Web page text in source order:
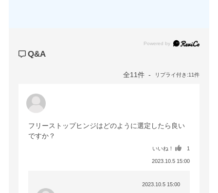
Powered by
Q&A
全11件 リプライ付き:11件
フリーストップヒンジはどのように選定したら良い
ですか？
いいね！ 1
2023.10.5 15:00
2023.10.5 15:00